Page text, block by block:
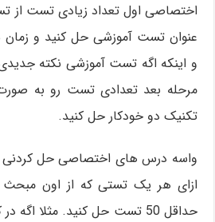
اختصاصی اول تعداد زیادی تست از
عنوان تست آموزشی حل کنید و زمان
و اینکه اگه تست آموزشی نکته
مرحله بعد تعدادی تست رو به صورت
تکنیک دو خودکار حل کنید.
واسه درس های اختصاصی حل کردنی
ازای هر یک تستی که از اون مبحث
حداقل 50 تست حل کنید. مثلا